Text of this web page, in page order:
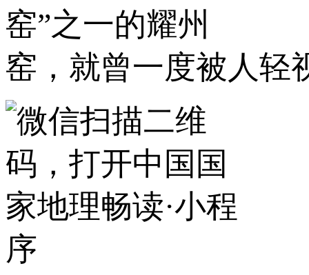
窑”之一的耀州
窑，就曾一度被人轻